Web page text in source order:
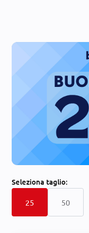
Seleziona taglio:
25 50